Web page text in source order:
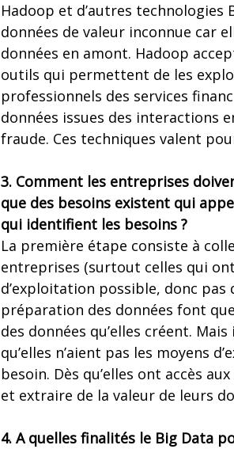
Hadoop et d’autres
données de valeur inconnue car
données en amont. Hadoop
outils qui permettent de les
professionnels des services
données issues des interactions
fraude. Ces techniques valent
3. Comment les entreprises
que des besoins existent qui
qui identifient les besoins ?
La première étape consiste à
entreprises (surtout celles qui
d’exploitation possible, donc
préparation des données font
des données qu’elles créent.
qu’elles n’aient pas les moyens
besoin. Dès qu’elles ont accès
et extraire de la valeur de leurs
4. A quelles finalités le Big Data